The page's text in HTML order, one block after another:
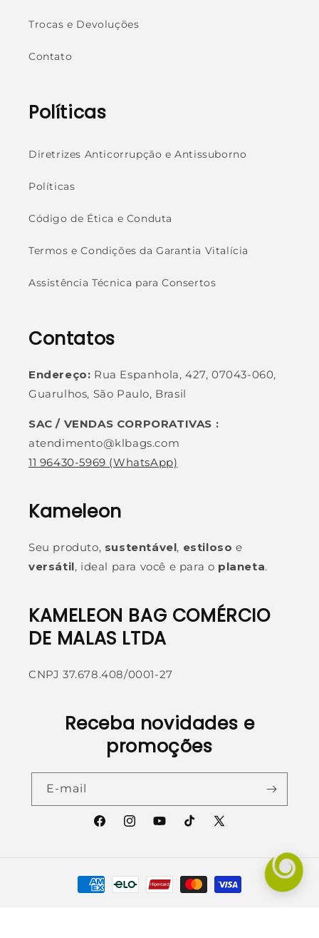
Trocas e Devoluções
Contato
Políticas
Diretrizes Anticorrupção e Antissuborno
Políticas
Código de Ética e Conduta
Termos e Condições da Garantia Vitalícia
Assistência Técnica para Consertos
Contatos
Endereço: Rua Espanhola, 427, 07043-060,
Guarulhos, São Paulo, Brasil
SAC / VENDAS CORPORATIVAS :
atendimento@klbags.com
11 96430-5969 (WhatsApp)
Kameleon
Seu produto, sustentável, estiloso e
versátil, ideal para você e para o planeta.
KAMELEON BAG COMÉRCIO
DE MALAS LTDA
CNPJ 37.678.408/0001-27
Receba novidades e
promoções
E-mail
FacebookInstagramYouTubeTikTokX
Formas
de